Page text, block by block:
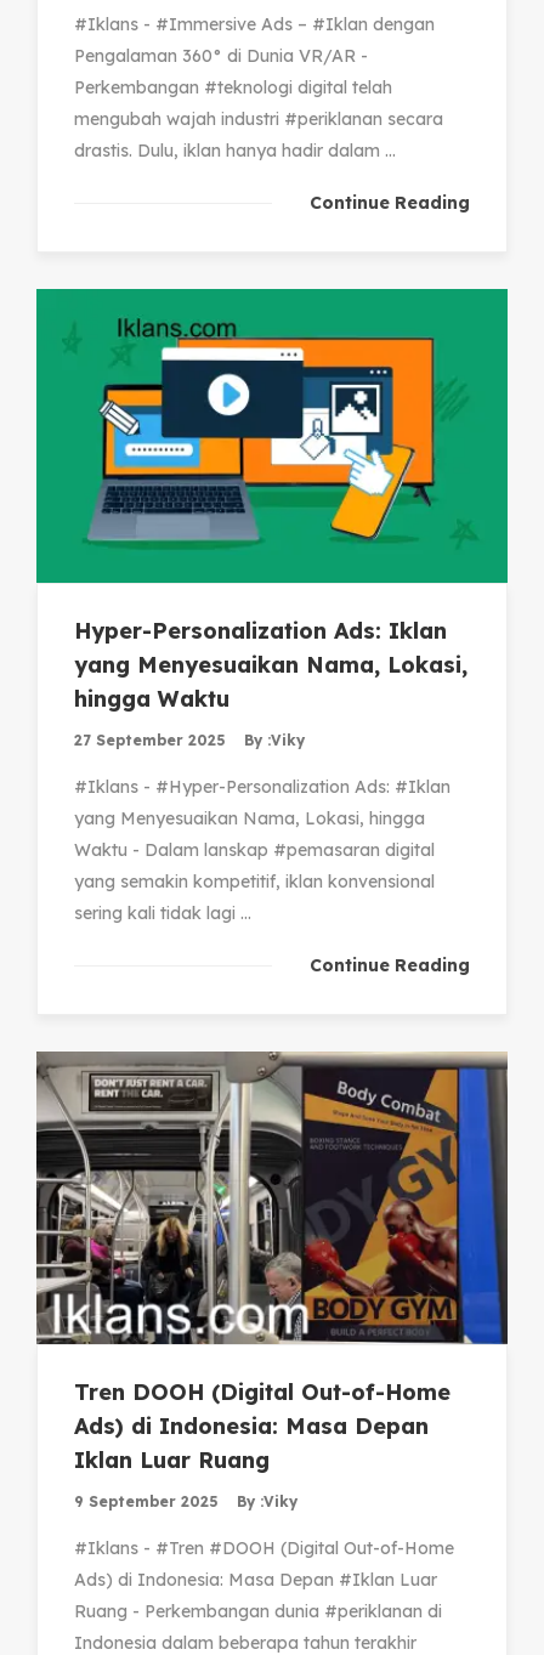
#Iklans - #Immersive Ads – #Iklan dengan
Pengalaman 360° di Dunia VR/AR -
Perkembangan #teknologi digital telah
mengubah wajah industri #periklanan secara
drastis. Dulu, iklan hanya hadir dalam ...
Continue Reading
Hyper-Personalization Ads: Iklan
yang Menyesuaikan Nama, Lokasi,
hingga Waktu
27 September 2025 By :Viky
#Iklans - #Hyper-Personalization Ads: #Iklan
yang Menyesuaikan Nama, Lokasi, hingga
Waktu - Dalam lanskap #pemasaran digital
yang semakin kompetitif, iklan konvensional
sering kali tidak lagi ...
Continue Reading
Tren DOOH (Digital Out-of-Home
Ads) di Indonesia: Masa Depan
Iklan Luar Ruang
9 September 2025 By :Viky
#Iklans - #Tren #DOOH (Digital Out-of-Home
Ads) di Indonesia: Masa Depan #Iklan Luar
Ruang - Perkembangan dunia #periklanan di
Indonesia dalam beberapa tahun terakhir